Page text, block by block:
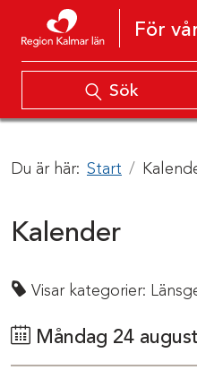
Hoppa till innehåll
För
Sök
Du är här: Start
Kalender
Visar kategorier:
Måndag 24